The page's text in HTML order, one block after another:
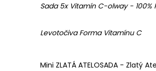
Sada 5x Vitamín C-olway - 100%
Levotočiva Forma Vitamínu C
Mini ZLATÁ ATELOSADA - Zlatý